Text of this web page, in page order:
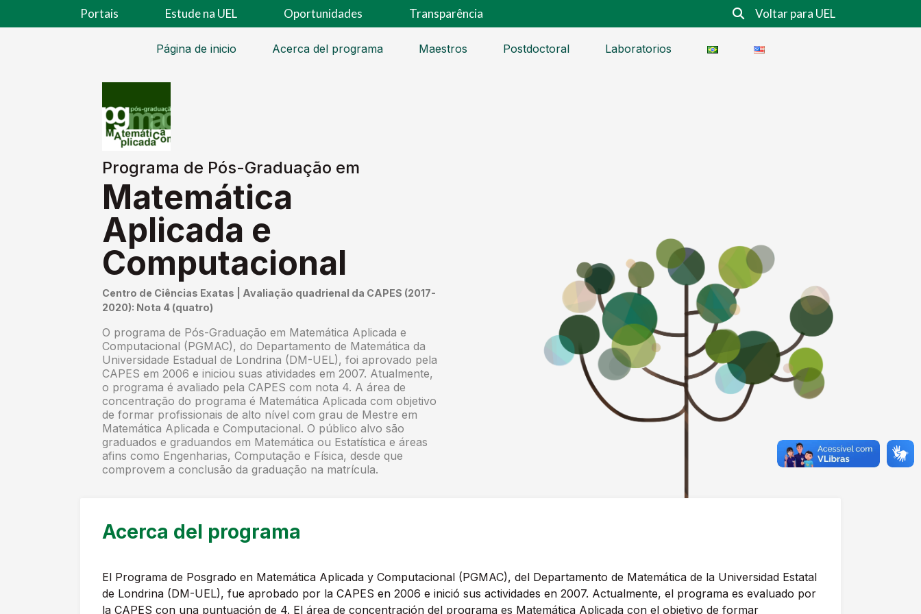
Portais Estude na UEL Oportunidades Transparência Voltar para UEL
Página de inicio Acerca del programa Maestros Postdoctoral Laboratorios
Programa de Pós-Graduação em
Matemática
Aplicada e
Computacional
Centro de Ciências Exatas | Avaliação quadrienal da CAPES (2017-
2020): Nota 4 (quatro)
O programa de Pós-Graduação em Matemática Aplicada e
Computacional (PGMAC), do Departamento de Matemática da
Universidade Estadual de Londrina (DM-UEL), foi aprovado pela
CAPES em 2006 e iniciou suas atividades em 2007. Atualmente,
o programa é avaliado pela CAPES com nota 4. A área de
concentração do programa é Matemática Aplicada com objetivo
de formar profissionais de alto ní­vel com grau de Mestre em
Matemática Aplicada e Computacional. O público alvo são
graduados e graduandos em Matemática ou Estatística e áreas
afins como Engenharias, Computação e Fí­sica, desde que
comprovem a conclusão da graduação na matrí­cula.
Acerca del programa
El Programa de Posgrado en Matemática Aplicada y Computacional (PGMAC), del Departamento de Matemática de la Universidad Estatal
de Londrina (DM-UEL), fue aprobado por la CAPES en 2006 e inició sus actividades en 2007. Actualmente, el programa es evaluado por
la CAPES con una puntuación de 4. El área de concentración del programa es Matemática Aplicada con el objetivo de formar